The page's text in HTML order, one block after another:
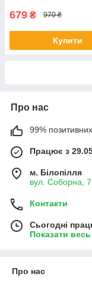
679 ₴ 970 ₴
Купити
Про нас
99% позитивних
Працює з
м. Білопілля
вул. Соборна,
Контакти
Сьогодні
Показати
Про нас